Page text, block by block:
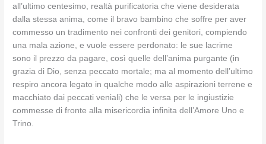
all’ultimo centesimo, realtà purificatoria che viene desiderata
dalla stessa anima, come il bravo bambino che soffre per aver
commesso un tradimento nei confronti dei genitori, compiendo
una mala azione, e vuole essere perdonato: le sue lacrime
sono il prezzo da pagare, così quelle dell’anima purgante (in
grazia di Dio, senza peccato mortale; ma al momento dell’ultimo
respiro ancora legato in qualche modo alle aspirazioni terrene e
macchiato dai peccati veniali) che le versa per le ingiustizie
commesse di fronte alla misericordia infinita dell’Amore Uno e
Trino.